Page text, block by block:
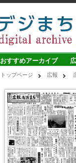
おすすめアーカイブ
トップページ 広報